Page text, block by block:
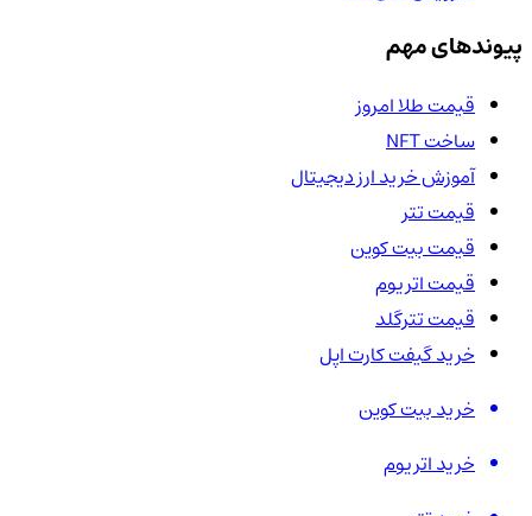
پیوندهای مهم
قیمت طلا امروز
ساخت NFT
آموزش خرید ارز دیجیتال
قیمت تتر
قیمت بیت کوین
قیمت اتریوم
قیمت تترگلد
خرید گیفت کارت اپل
خرید بیت کوین
خرید اتریوم